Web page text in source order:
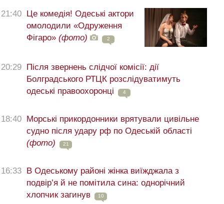
21:40
Це комедія! Одеські актори
омолодили «Одруження
Фігаро» (фото) 2
20:29
Після звернень слідчої комісії: дії
Болградського РТЦК розслідуватимуть
одеські правоохоронці
4
18:40
Морські прикордонники врятували цивільне
судно після удару рф по Одеській області
(фото)
21
16:33
В Одеському районі жінка виїжджала з
подвір’я й не помітила сина: однорічний
хлопчик загинув
10